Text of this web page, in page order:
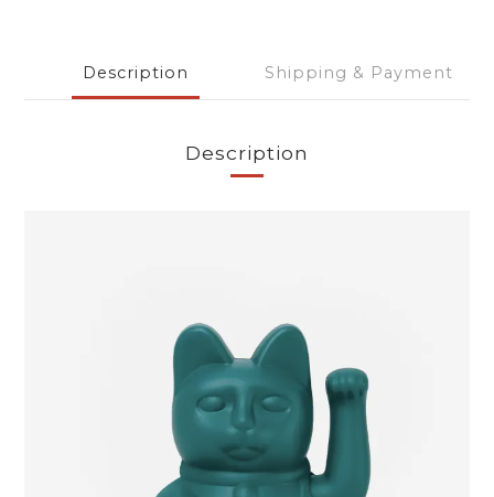
Description Shipping & Payment
Description